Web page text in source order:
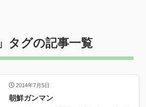
」タグの記事一覧
2014年7月5日
朝鮮ガンマン